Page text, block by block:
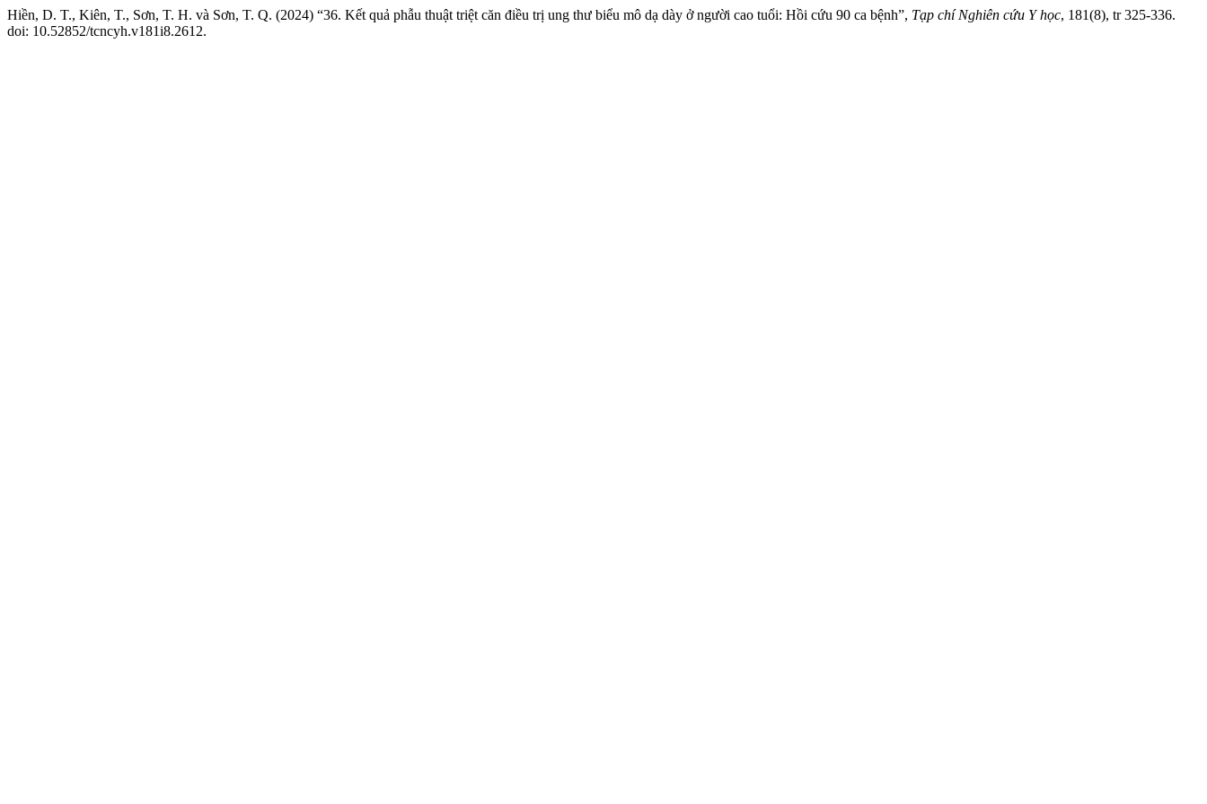
Hiền, D. T., Kiên, T., Sơn, T. H. và Sơn, T. Q. (2024) “36. Kết quả phẫu thuật triệt căn điều trị ung thư biểu mô dạ dày ở người cao tuổi: Hồi cứu 90 ca bệnh”, Tạp chí Nghiên cứu Y học, 181(8), tr 325-336.
doi: 10.52852/tcncyh.v181i8.2612.